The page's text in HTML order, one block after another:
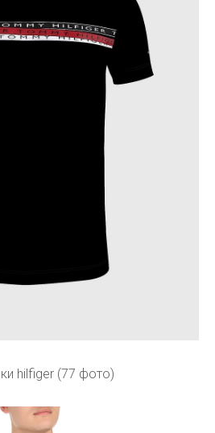
hilfiger (77 фото)